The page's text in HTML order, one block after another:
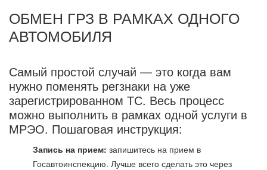
ОБМЕН ГРЗ В РАМКАХ ОДНОГО
АВТОМОБИЛЯ
Самый простой случай — это когда вам
нужно поменять регзнаки на уже
зарегистрированном ТС. Весь процесс
можно выполнить в рамках одной услуги в
МРЭО. Пошаговая инструкция:
Запись на прием: запишитесь на прием в
Госавтоинспекцию. Лучше всего сделать это через